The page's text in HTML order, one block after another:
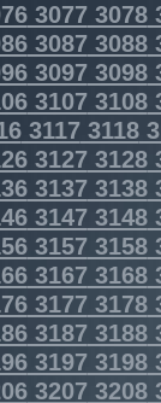
30773078
30873088
30973098
31073108
3117 3118
3127 3128
3137 3138
3147 3148
3157 3158
3167 3168
3177 3178
3187 3188
3197 3198
3207 3208